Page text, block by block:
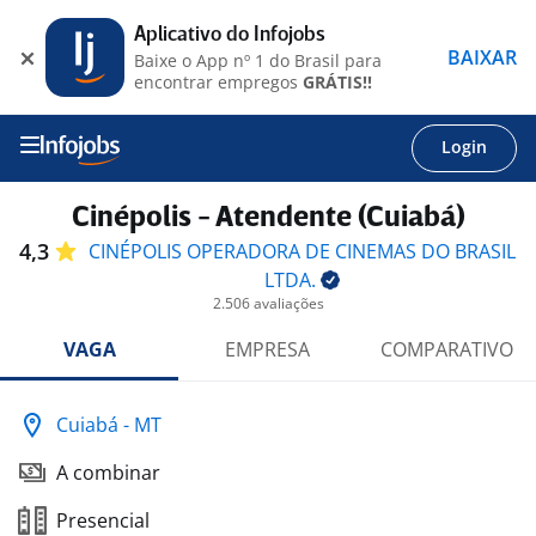
Login
Cinépolis - Atendente (Cuiabá)
4,3
CINÉPOLIS OPERADORA DE CINEMAS DO BRASIL
LTDA.
2.506 avaliações
VAGA EMPRESA COMPARATIVO
Cuiabá - MT
A combinar
Presencial
Aplicativo do Infojobs
Baixe o App nº 1 do Brasil para
encontrar empregos GRÁTIS!!
BAIXAR